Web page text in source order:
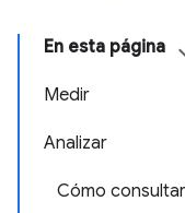
En esta página
Medir
Analizar
Cómo